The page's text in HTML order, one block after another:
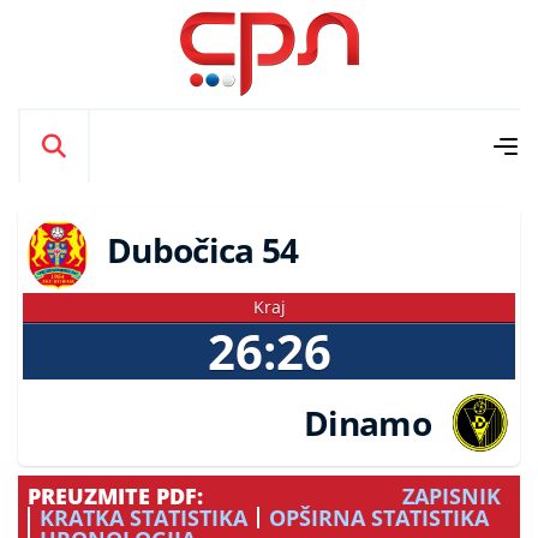
Dubočica 54
Kraj
26:26
Dinamo
PREUZMITE PDF: ZAPISNIK
KRATKA STATISTIKA OPŠIRNA STATISTIKA